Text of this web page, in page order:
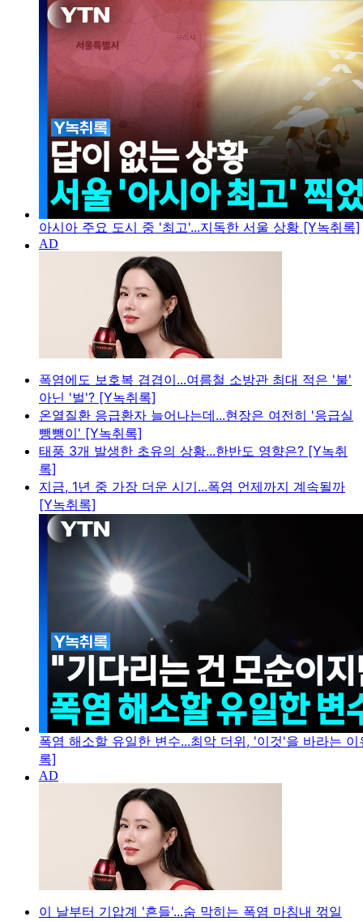
아시아 주요 도시 중 '최고'...지독한 서울 상황 [Y녹취록]
폭염에도 보호복 겹겹이...여름철 소방관 최대 적은 '불'
아닌 '벌'? [Y녹취록]
온열질환 응급환자 늘어나는데...현장은 여전히 '응급실
뺑뺑이' [Y녹취록]
태풍 3개 발생한 초유의 상황...한반도 영향은? [Y녹취
록]
지금, 1년 중 가장 더운 시기...폭염 언제까지 계속될까
[Y녹취록]
폭염 해소할 유일한 변수...최악 더위, '이것'을 바라는
록]
이 날부터 기압계 '흔들'...숨 막히는 폭염 마침내 꺾일